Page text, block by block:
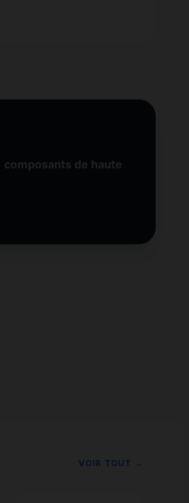
composants de haute
VOIR TOUT →